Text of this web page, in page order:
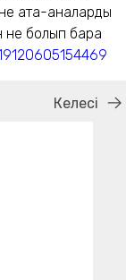
ата-аналардың
не болып бара
Келесі